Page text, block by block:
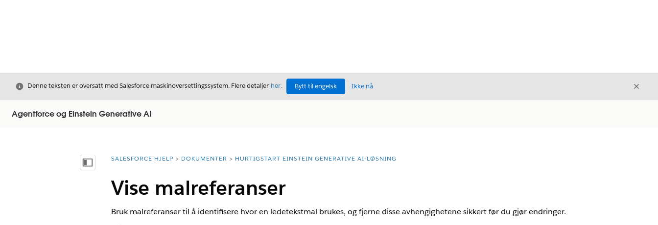
Avslutt
Denne teksten er oversatt med Salesforce maskinoversettingssystem. Flere detaljer her. Bytt til engelsk Ikke nå Avslutt
Agentforce og Einstein Generative AI
Vis innholdsfortegnelse
Du er her:
SALESFORCE HJELP DOKUMENTER HURTIGSTART EINSTEIN GENERATIVE AI-LØSNING
Vise malreferanser
Bruk malreferanser til å identifisere hvor en ledetekstmal brukes, og fjerne disse avhengighetene sikkert før du gjør endringer.